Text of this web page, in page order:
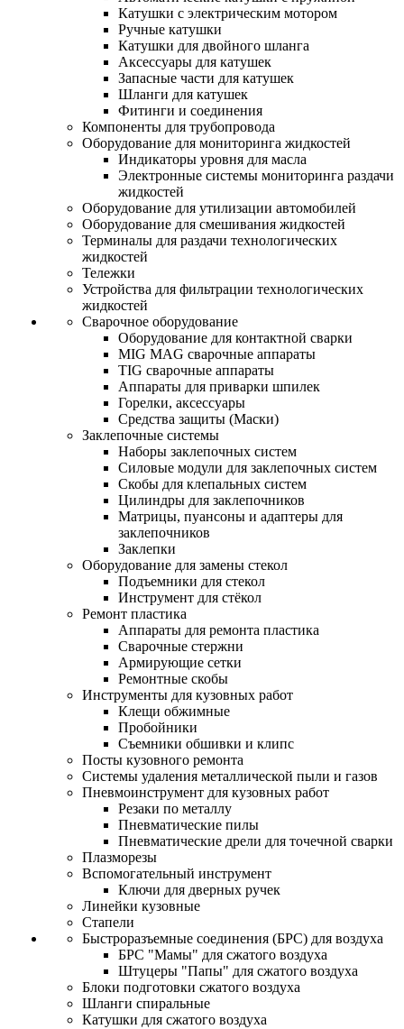
Катушки с электрическим мотором
Ручные катушки
Катушки для двойного шланга
Аксессуары для катушек
Запасные части для катушек
Шланги для катушек
Фитинги и соединения
Компоненты для трубопровода
Оборудование для мониторинга жидкостей
Индикаторы уровня для масла
Электронные системы мониторинга раздачи
жидкостей
Оборудование для утилизации автомобилей
Оборудование для смешивания жидкостей
Терминалы для раздачи технологических
жидкостей
Тележки
Устройства для фильтрации технологических
жидкостей
Сварочное оборудование
Оборудование для контактной сварки
MIG MAG сварочные аппараты
TIG сварочные аппараты
Аппараты для приварки шпилек
Горелки, аксессуары
Средства защиты (Маски)
Заклепочные системы
Наборы заклепочных систем
Силовые модули для заклепочных систем
Скобы для клепальных систем
Цилиндры для заклепочников
Матрицы, пуансоны и адаптеры для
заклепочников
Заклепки
Оборудование для замены стекол
Подъемники для стекол
Инструмент для стёкол
Ремонт пластика
Аппараты для ремонта пластика
Сварочные стержни
Армирующие сетки
Ремонтные скобы
Инструменты для кузовных работ
Клещи обжимные
Пробойники
Съемники обшивки и клипс
Посты кузовного ремонта
Системы удаления металлической пыли и газов
Пневмоинструмент для кузовных работ
Резаки по металлу
Пневматические пилы
Пневматические дрели для точечной сварки
Плазморезы
Вспомогательный инструмент
Ключи для дверных ручек
Линейки кузовные
Стапели
Быстроразъемные соединения (БРС) для воздуха
БРС "Мамы" для сжатого воздуха
Штуцеры "Папы" для сжатого воздуха
Блоки подготовки сжатого воздуха
Шланги спиральные
Катушки для сжатого воздуха